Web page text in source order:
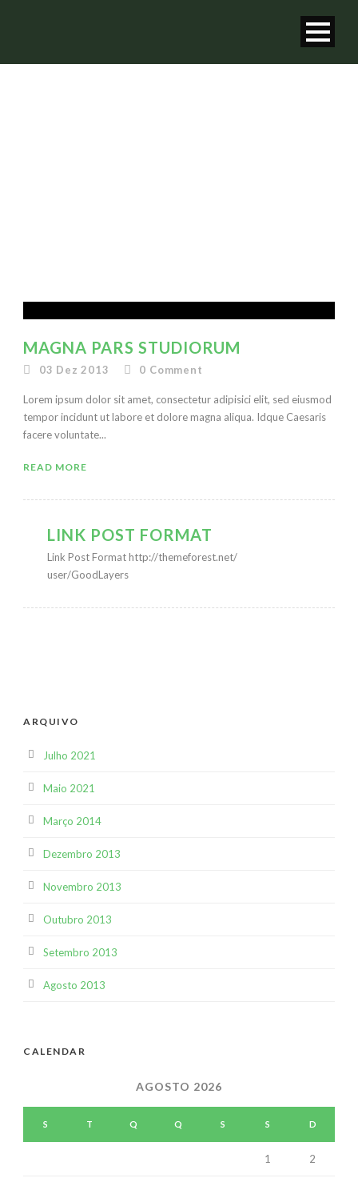
MAGNA PARS STUDIORUM
03 Dez 2013 0 Comment
Lorem ipsum dolor sit amet, consectetur adipisici elit, sed eiusmod
tempor incidunt ut labore et dolore magna aliqua. Idque Caesaris
facere voluntate...
READ MORE
LINK POST FORMAT
Link Post Format http://themeforest.net/
user/GoodLayers
ARQUIVO
Julho 2021
Maio 2021
Março 2014
Dezembro 2013
Novembro 2013
Outubro 2013
Setembro 2013
Agosto 2013
CALENDAR
AGOSTO 2026
S T Q Q S S D
1 2